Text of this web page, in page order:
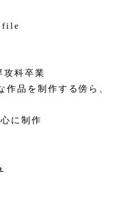
攻科卒業
品を制作する傍ら、
に制作